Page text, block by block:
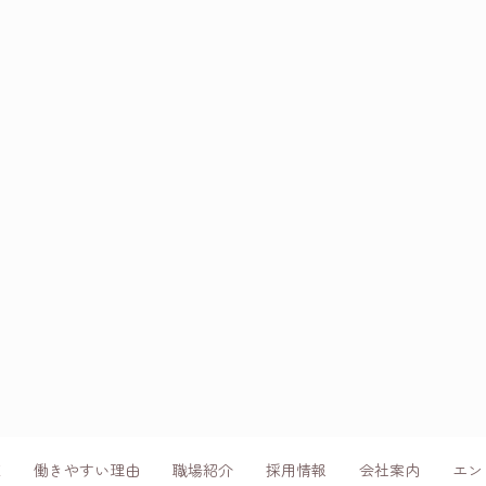
働きやすい理由 職場紹介 採用情報 会社案内 エ